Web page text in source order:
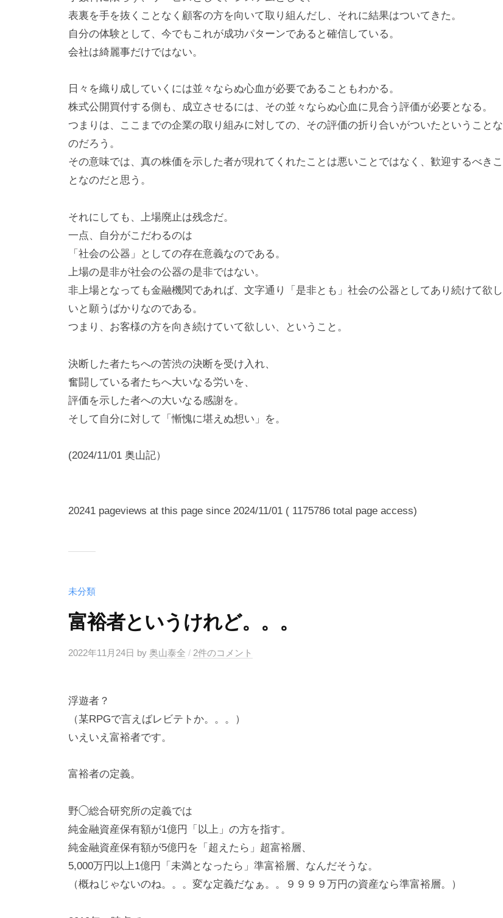
表裏を手を抜くことなく顧客の方を向いて取り組んだし、それに結果はついてきた。
自分の体験として、今でもこれが成功パターンであると確信している。
会社は綺麗事だけではない。
日々を織り成していくには並々ならぬ心血が必要であることもわかる。
株式公開買付する側も、成立させるには、その並々ならぬ心血に見合う評価が必要となる。
つまりは、ここまでの企業の取り組みに対しての、その評価の折り合いがついたということな
のだろう。
その意味では、真の株価を示した者が現れてくれたことは悪いことではなく、歓迎するべきこ
となのだと思う。
それにしても、上場廃止は残念だ。
一点、自分がこだわるのは
「社会の公器」としての存在意義なのである。
上場の是非が社会の公器の是非ではない。
非上場となっても金融機関であれば、文字通り「是非とも」社会の公器としてあり続けて欲し
いと願うばかりなのである。
つまり、お客様の方を向き続けていて欲しい、ということ。
決断した者たちへの苦渋の決断を受け入れ、
奮闘している者たちへ大いなる労いを、
評価を示した者への大いなる感謝を。
そして自分に対して「慚愧に堪えぬ想い」を。
(2024/11/01 奥山記）
20241 pageviews at this page since 2024/11/01 ( 1175786 total page access)
未分類
富裕者というけれど。。。
2022年11月24日 by 奥山泰全 / 2件のコメント
浮遊者？
（某RPGで言えばレビテトか。。。）
いえいえ富裕者です。
富裕者の定義。
野◯総合研究所の定義では
純金融資産保有額が1億円「以上」の方を指す。
純金融資産保有額が5億円を「超えたら」超富裕層、
5,000万円以上1億円「未満となったら」準富裕層、なんだそうな。
（概ねじゃないのね。。。変な定義だなぁ。。９９９９万円の資産なら準富裕層。）